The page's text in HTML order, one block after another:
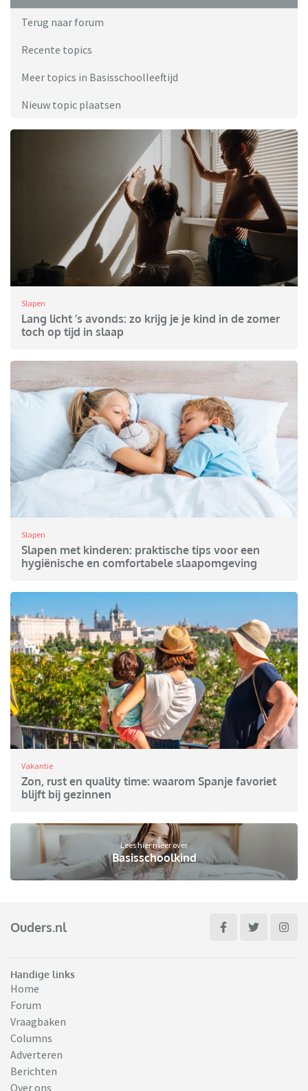
Terug naar forum
Recente topics
Meer topics in Basisschoolleeftijd
Nieuw topic plaatsen
Slapen
Lang licht ’s avonds: zo krijg je je kind in de zomer
toch op tijd in slaap
Slapen
Slapen met kinderen: praktische tips voor een
hygiënische en comfortabele slaapomgeving
Vakantie
Zon, rust en quality time: waarom Spanje favoriet
blijft bij gezinnen
Lees hier meer over
Basisschoolkind
Ouders.nl
Handige links
Home
Forum
Vraagbaken
Columns
Adverteren
Berichten
Over ons